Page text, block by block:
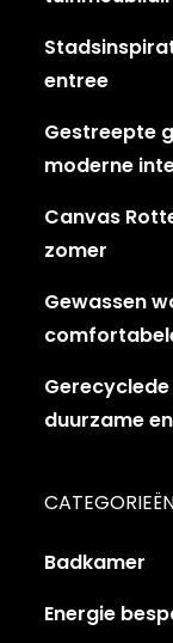
entree
Gestreepte
moderne
Canvas
zomer
Gewassen
duurzame
Badkamer
Energie